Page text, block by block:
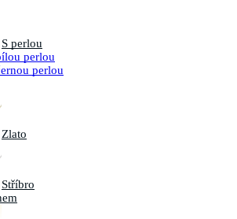
S perlou
perlou
perlou
Zlato
Stříbro